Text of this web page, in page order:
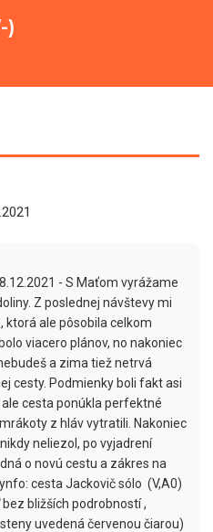
)
- S Maťom vyrážame
Z poslednej návštevy mi
ktorá ale pôsobila celkom
viacero plánov, no nakoniec
a zima tiež netrvá
cesty. Podmienky boli fakt asi
cesta ponúkla perfektné
z hláv vytratili. Nakoniec
neliezol, po vyjadrení
o novú cestu a zákres na
cesta Jackovič sólo  (V,A0)
bližších podrobností ,
uvedená červenou čiarou)